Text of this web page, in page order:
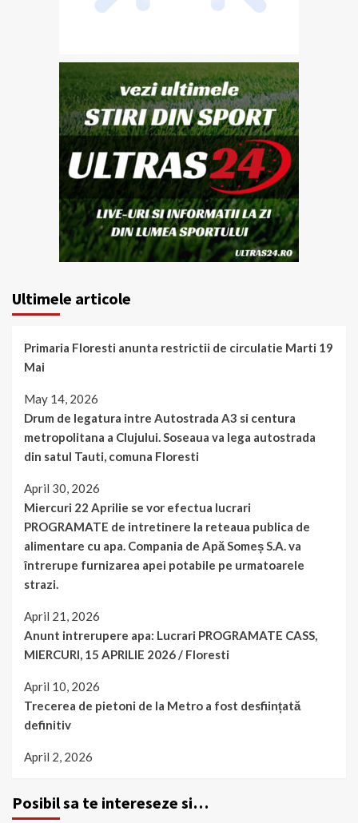
Ultimele articole
Primaria Floresti anunta restrictii de circulatie Marti 19
Mai
May 14, 2026
Drum de legatura intre Autostrada A3 si centura
metropolitana a Clujului. Soseaua va lega autostrada
din satul Tauti, comuna Floresti
April 30, 2026
Miercuri 22 Aprilie se vor efectua lucrari
PROGRAMATE de intretinere la reteaua publica de
alimentare cu apa. Compania de Apă Someș S.A. va
întrerupe furnizarea apei potabile pe urmatoarele
strazi.
April 21, 2026
Anunt intrerupere apa: Lucrari PROGRAMATE CASS,
MIERCURI, 15 APRILIE 2026 / Floresti
April 10, 2026
Trecerea de pietoni de la Metro a fost desființată
definitiv
April 2, 2026
Posibil sa te intereseze si…